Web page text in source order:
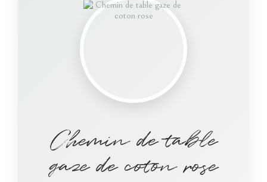
Chemin de table
gaze de coton rose